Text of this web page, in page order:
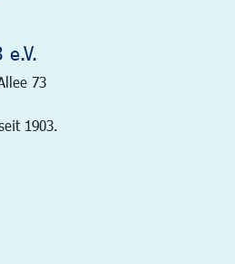
73
1903.